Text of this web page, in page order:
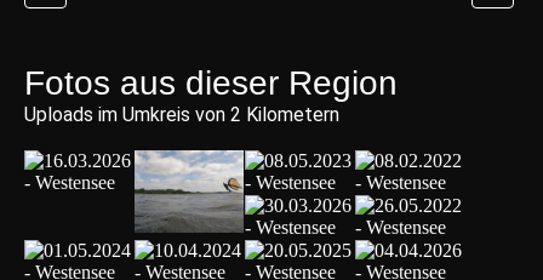
Fotos aus dieser Region
Uploads im Umkreis von 2 Kilometern